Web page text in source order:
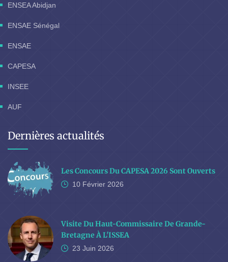
ENSEA Abidjan
ENSAE Sénégal
ENSAE
CAPESA
INSEE
AUF
Dernières actualités
Les Concours Du CAPESA 2026 Sont Ouverts
10 Février 2026
Visite Du Haut-Commissaire De Grande-
Bretagne À L'ISSEA
23 Juin 2026